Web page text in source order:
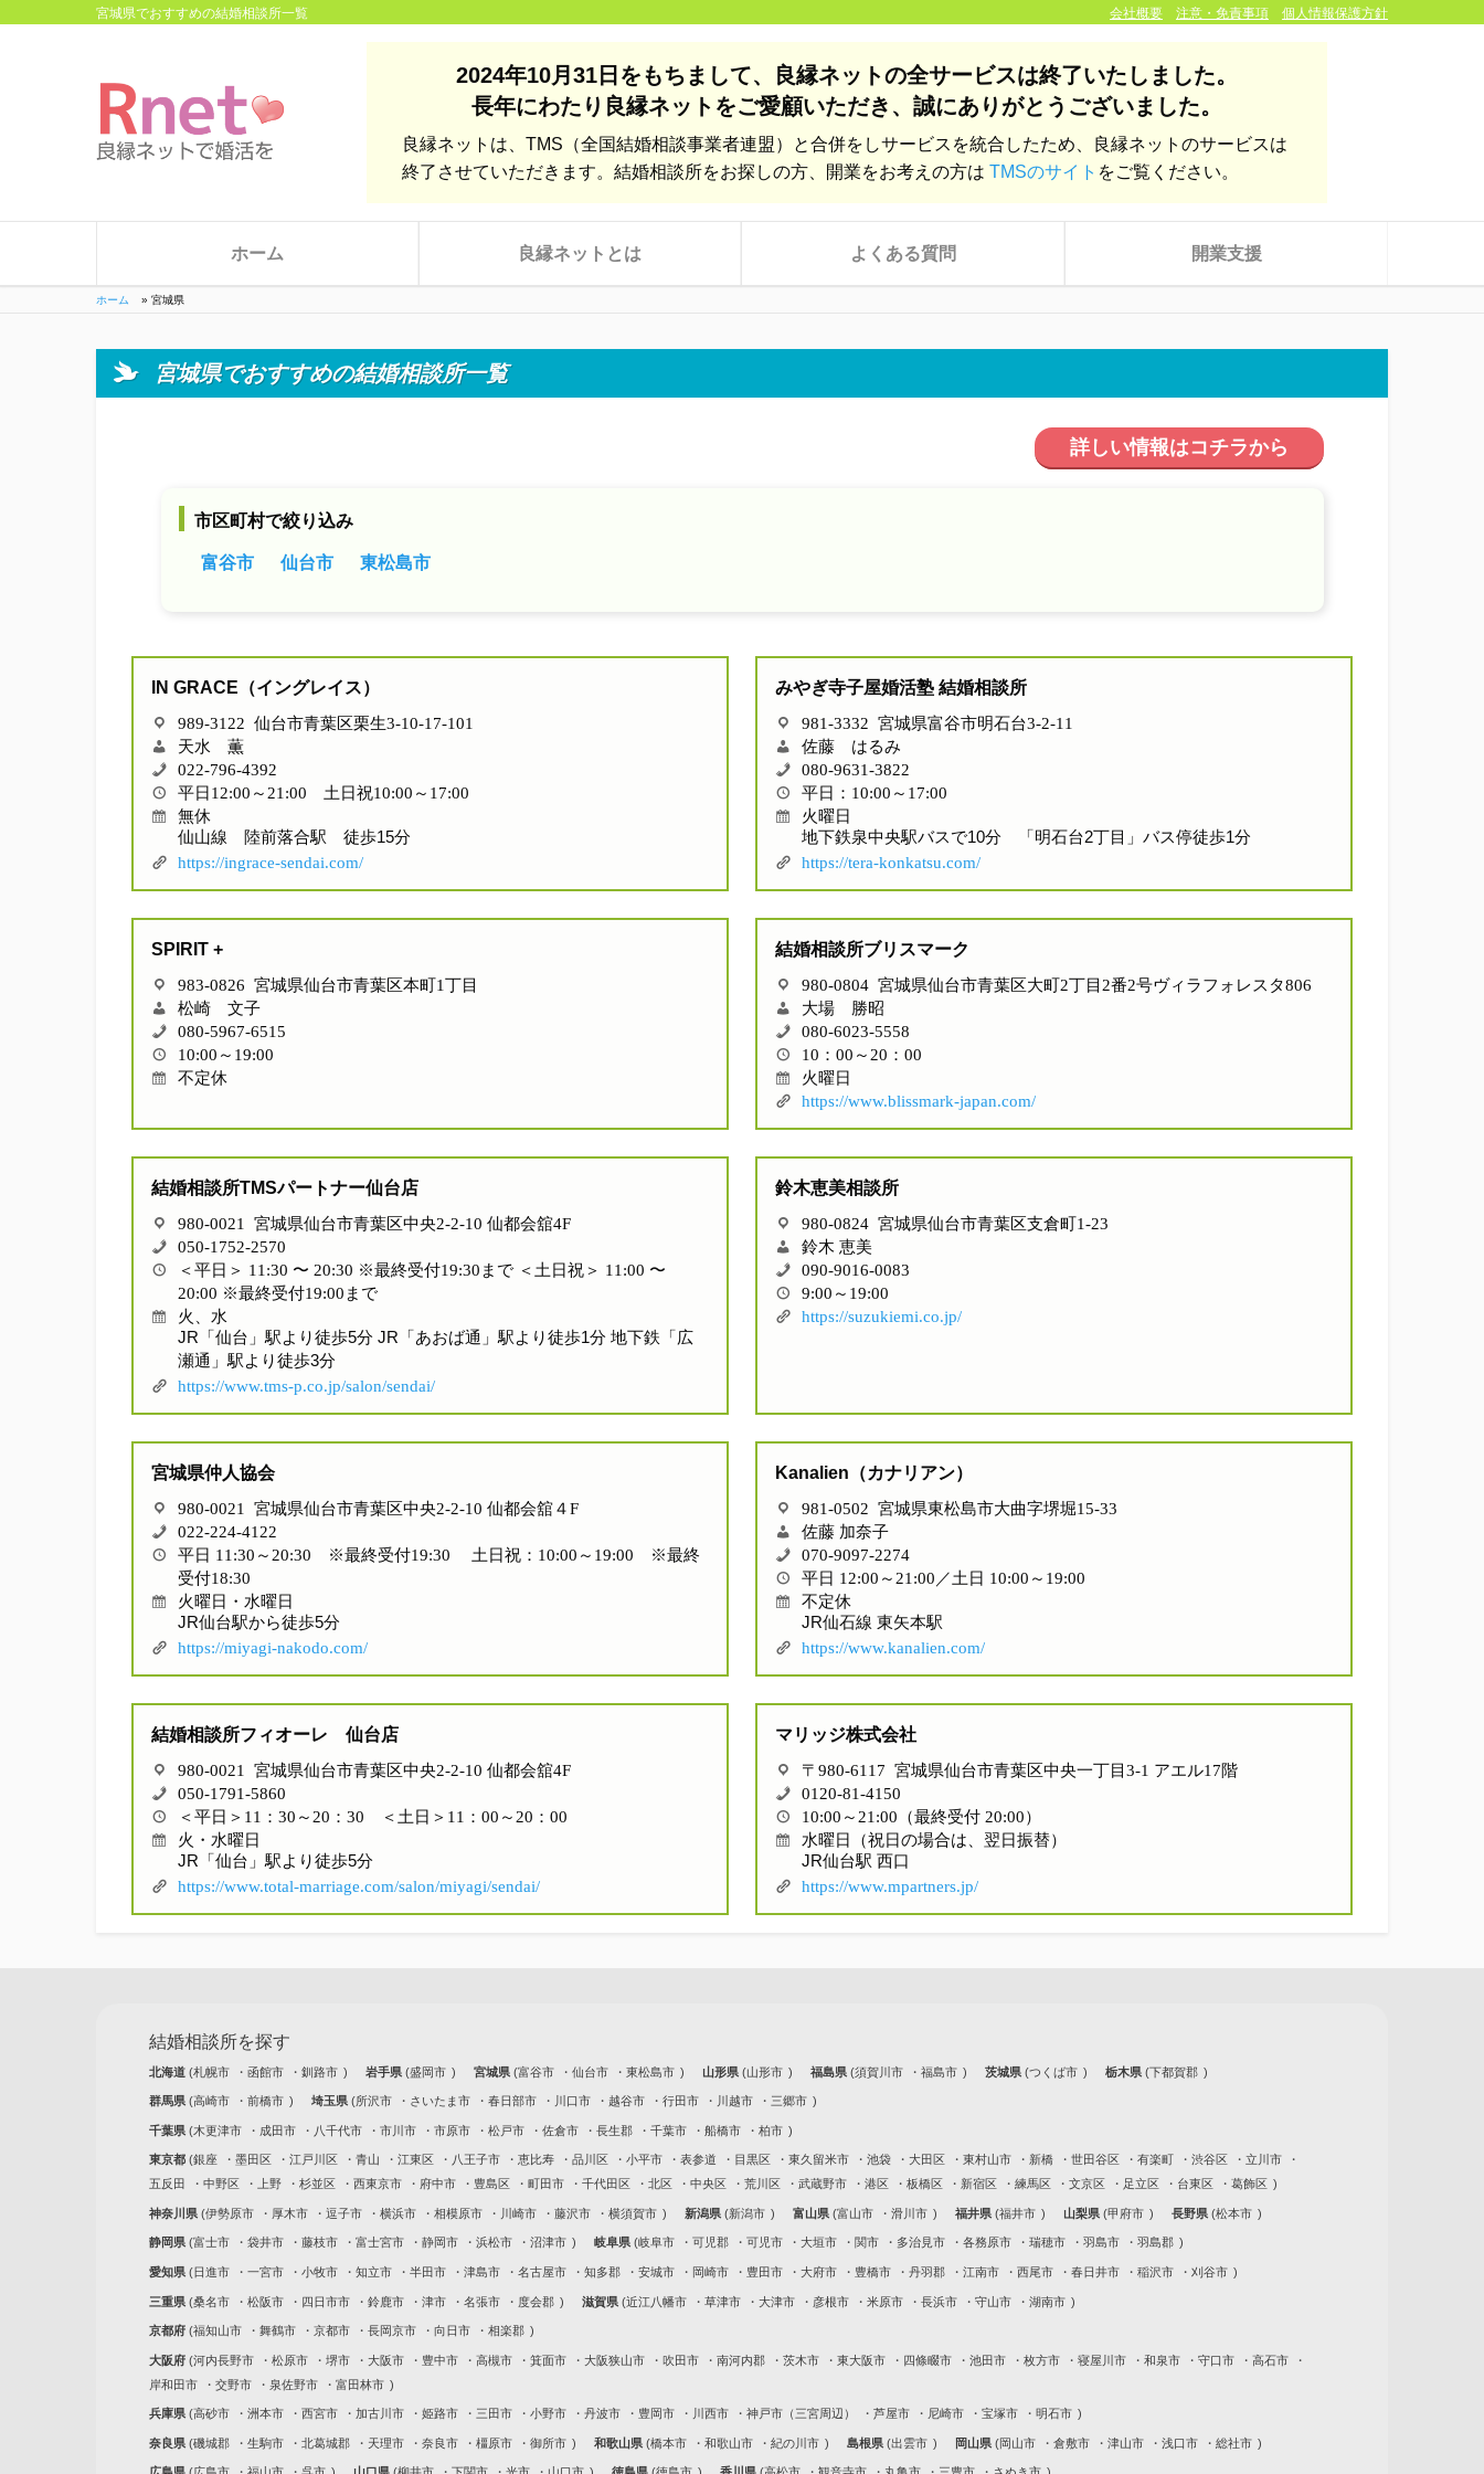
宮城県でおすすめの結婚相談所一覧 会社概要 注意・免責事項 個人情報保護方針
2024年10月31日をもちまして、
良縁ネットの全サービスは終了いたしました。
長年にわたり良縁ネットをご愛顧いただき、 誠にありがとうございました。
良縁ネットは、TMS（全国結婚相談事業者連盟）と合併をしサービスを統合したため、良縁ネットのサービスは
終了させていただきます。結婚相談所をお探しの方、開業をお考えの方は TMSのサイト をご覧ください。
ホーム 良縁ネットとは よくある質問 開業支援
ホーム » 宮城県
宮城県でおすすめの結婚相談所一覧
詳しい情報はコチラから
市区町村で絞り込み
富谷市 仙台市 東松島市
IN GRACE（イングレイス）
989-3122 仙台市青葉区栗生3-10-17-101
天水 薫
022-796-4392
平日12:00～21:00 土日祝10:00～17:00
無休
仙山線 陸前落合駅 徒歩15分
https://ingrace-sendai.com/
みやぎ寺子屋婚活塾 結婚相談所
981-3332 宮城県富谷市明石台3-2-11
佐藤 はるみ
080‐9631‐3822
平日：10:00～17:00
火曜日
地下鉄泉中央駅バスで10分 「明石台2丁目」バス停徒歩1分
https://tera-konkatsu.com/
SPIRIT +
983-0826 宮城県仙台市青葉区本町1丁目
松崎 文子
080-5967-6515
10:00～19:00
不定休
結婚相談所ブリスマーク
980-0804 宮城県仙台市青葉区大町2丁目2番2号ヴィラフォレスタ806
大場 勝昭
080-6023-5558
10：00～20：00
火曜日
https://www.blissmark-japan.com/
結婚相談所TMSパートナー仙台店
980-0021 宮城県仙台市青葉区中央2-2-10 仙都会舘4F
050-1752-2570
＜平日＞ 11:30 〜 20:30 ※最終受付19:30まで ＜土日祝＞ 11:00 〜
20:00 ※最終受付19:00まで
火、水
JR「仙台」駅より徒歩5分 JR「あおば通」駅より徒歩1分 地下鉄「広
瀬通」駅より徒歩3分
https://www.tms-p.co.jp/salon/sendai/
鈴木恵美相談所
980-0824 宮城県仙台市青葉区支倉町1-23
鈴木 恵美
090-9016-0083
9:00～19:00
https://suzukiemi.co.jp/
宮城県仲人協会
980-0021 宮城県仙台市青葉区中央2-2-10 仙都会舘４F
022-224-4122
平日 11:30～20:30 ※最終受付19:30 土日祝：10:00～19:00 ※最終
受付18:30
火曜日・水曜日
JR仙台駅から徒歩5分
https://miyagi-nakodo.com/
Kanalien（カナリアン）
981-0502 宮城県東松島市大曲字堺堀15-33
佐藤 加奈子
070-9097-2274
平日 12:00～21:00／土日 10:00～19:00
不定休
JR仙石線 東矢本駅
https://www.kanalien.com/
結婚相談所フィオーレ 仙台店
980-0021 宮城県仙台市青葉区中央2-2-10 仙都会舘4F
050-1791-5860
＜平日＞11：30～20：30 ＜土日＞11：00～20：00
火・水曜日
JR「仙台」駅より徒歩5分
https://www.total-marriage.com/salon/miyagi/sendai/
マリッジ株式会社
〒980-6117 宮城県仙台市青葉区中央一丁目3-1 アエル17階
0120-81-4150
10:00～21:00（最終受付 20:00）
水曜日（祝日の場合は、翌日振替）
JR仙台駅 西口
https://www.mpartners.jp/
結婚相談所を探す
北海道 札幌市 函館市 釧路市 岩手県 盛岡市 宮城県 富谷市 仙台市 東松島市 山形県 山形市 福島県 須賀川市 福島市 茨城県 つくば市 栃木県 下都賀郡
群馬県 高崎市 前橋市 埼玉県 所沢市 さいたま市 春日部市 川口市 越谷市 行田市 川越市 三郷市
千葉県 木更津市 成田市 八千代市 市川市 市原市 松戸市 佐倉市 長生郡 千葉市 船橋市 柏市
東京都 銀座 墨田区 江戸川区 青山 江東区 八王子市 恵比寿 品川区 小平市 表参道 目黒区 東久留米市 池袋 大田区 東村山市 新橋 世田谷区 有楽町 渋谷区
立川市
五反田
中野区 上野 杉並区 西東京市 府中市 豊島区 町田市 千代田区 北区 中央区 荒川区 武蔵野市 港区 板橋区 新宿区 練馬区 文京区 足立区 台東区 葛飾区
神奈川県 伊勢原市 厚木市 逗子市 横浜市 相模原市 川崎市 藤沢市 横須賀市 新潟県 新潟市 富山県 富山市 滑川市 福井県 福井市 山梨県 甲府市 長野県 松本市
静岡県 富士市 袋井市 藤枝市 富士宮市 静岡市 浜松市 沼津市 岐阜県 岐阜市 可児郡 可児市 大垣市 関市 多治見市 各務原市 瑞穂市 羽島市 羽島郡
愛知県 日進市 一宮市 小牧市 知立市 半田市 津島市 名古屋市 知多郡 安城市 岡崎市 豊田市 大府市 豊橋市 丹羽郡 江南市 西尾市 春日井市 稲沢市 刈谷市
三重県 桑名市 松阪市 四日市市 鈴鹿市 津市 名張市 度会郡 滋賀県 近江八幡市 草津市 大津市 彦根市 米原市 長浜市 守山市 湖南市
京都府 福知山市 舞鶴市 京都市 長岡京市 向日市 相楽郡
大阪府 河内長野市 松原市 堺市 大阪市 豊中市 高槻市 箕面市 大阪狭山市 吹田市 南河内郡 茨木市 東大阪市 四條畷市 池田市 枚方市 寝屋川市 和泉市 守口市
高石市
岸和田市
交野市 泉佐野市 富田林市
兵庫県 高砂市 洲本市 西宮市 加古川市 姫路市 三田市 小野市 丹波市 豊岡市 川西市 神戸市（三宮周辺） 芦屋市 尼崎市 宝塚市 明石市
奈良県 磯城郡 生駒市 北葛城郡 天理市 奈良市 橿原市 御所市 和歌山県 橋本市 和歌山市 紀の川市 島根県 出雲市 岡山県 岡山市 倉敷市 津山市 浅口市 総社市